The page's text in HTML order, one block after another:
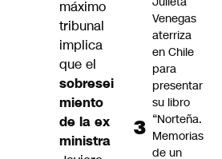
máximo
tribunal
implica
que el
sobresei
miento
de la ex
ministra
Venegas
aterriza
en Chile
para
presentar
su libro
“Norteña.
Memorias
de un